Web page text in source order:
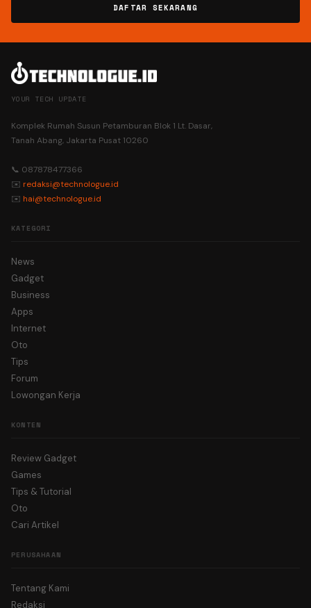
DAFTAR SEKARANG
YOUR TECH UPDATE
Komplek Rumah Susun Petamburan Blok 1 Lt. Dasar,
Tanah Abang, Jakarta Pusat 10260
📞 087878477366
✉️ redaksi@technologue.id
✉️ hai@technologue.id
KATEGORI
News
Gadget
Business
Apps
Internet
Oto
Tips
Forum
Lowongan Kerja
KONTEN
Review Gadget
Games
Tips & Tutorial
Oto
Cari Artikel
PERUSAHAAN
Tentang Kami
Redaksi